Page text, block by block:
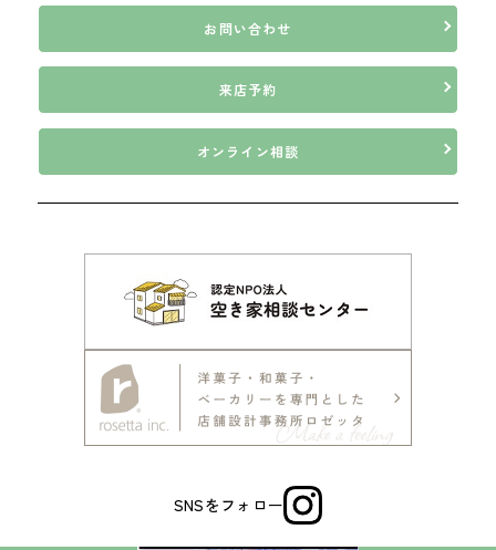
お問い合わせ
来店予約
オンライン相談
SNSをフォロー